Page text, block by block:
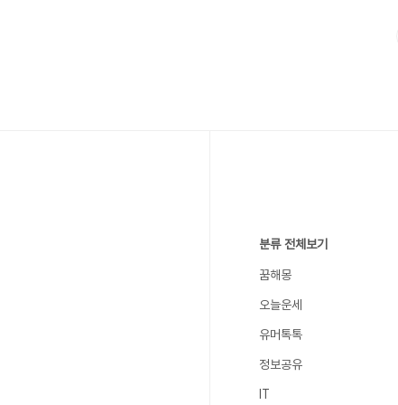
분류 전체보기
꿈해몽
오늘운세
유머톡톡
정보공유
IT